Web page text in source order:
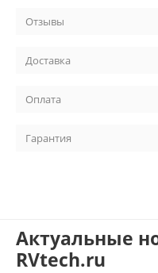
Отзывы
Доставка
Оплата
Гарантия
Актуальные
RVtech.ru